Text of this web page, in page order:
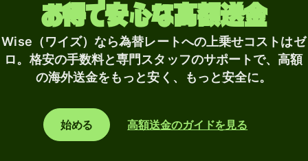
お得で安心な高額送金
Wise（ワイズ）なら為替レートへの上乗せコストはゼ
ロ。格安の手数料と専門スタッフのサポートで、高額
の海外送金をもっと安く、もっと安全に。
始める 高額送金のガイドを見る